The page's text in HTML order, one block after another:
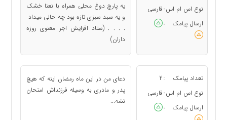
نوع اس ام اس : فارسی
ارسال پیامک
:
یه پارچ دوغ محلی همراه با نعنا خشک
و یه سبد سبزی تازه بود چه حالی میداد
. . . . (ستاد افزایش اجر معنوی روزه
داران)
تعداد پیامک :
2
نوع اس ام اس : فارسی
ارسال پیامک
:
دعای من در این ماه رمضان اینه که هیچ
پدر و مادری به وسیله فرزنداش امتحان
نشه...